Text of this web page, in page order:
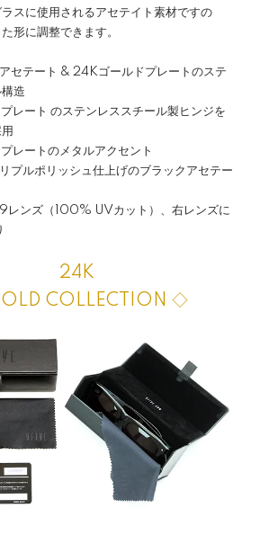
スに使用されるアセテイト素材ですの
形に調整できます。
セテート & 24Kゴールドプレートのステ
造
レート のステンレススチール製ヒンジを
レートのメタルアクセント
プルポリッシュ仕上げのブラックアセテー
レンズ（100% UVカット）、右レンズに
24K
COLLECTION ◇